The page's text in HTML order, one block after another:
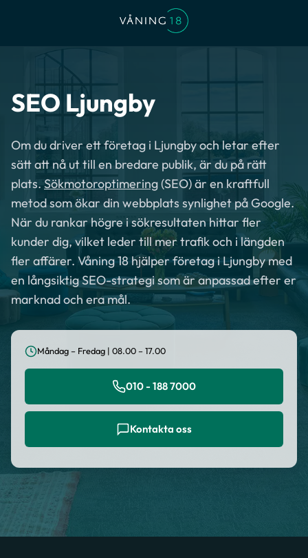
SEO Ljungby
Om du driver ett företag i Ljungby och letar efter
sätt att nå ut till en bredare publik, är du på rätt
plats. Sökmotoroptimering(SEO) är en kraftfull
metod som ökar din webbplats synlighet på Google.
När du rankar högre i sökresultaten hittar fler
kunder dig, vilket leder till mer trafik och i längden
fler affärer. Våning 18 hjälper företag i Ljungby med
en långsiktig SEO-strategi som är anpassad efter er
marknad och era mål.
Måndag – Fredag | 08.00 – 17.00
010 - 188 7000
Kontakta oss